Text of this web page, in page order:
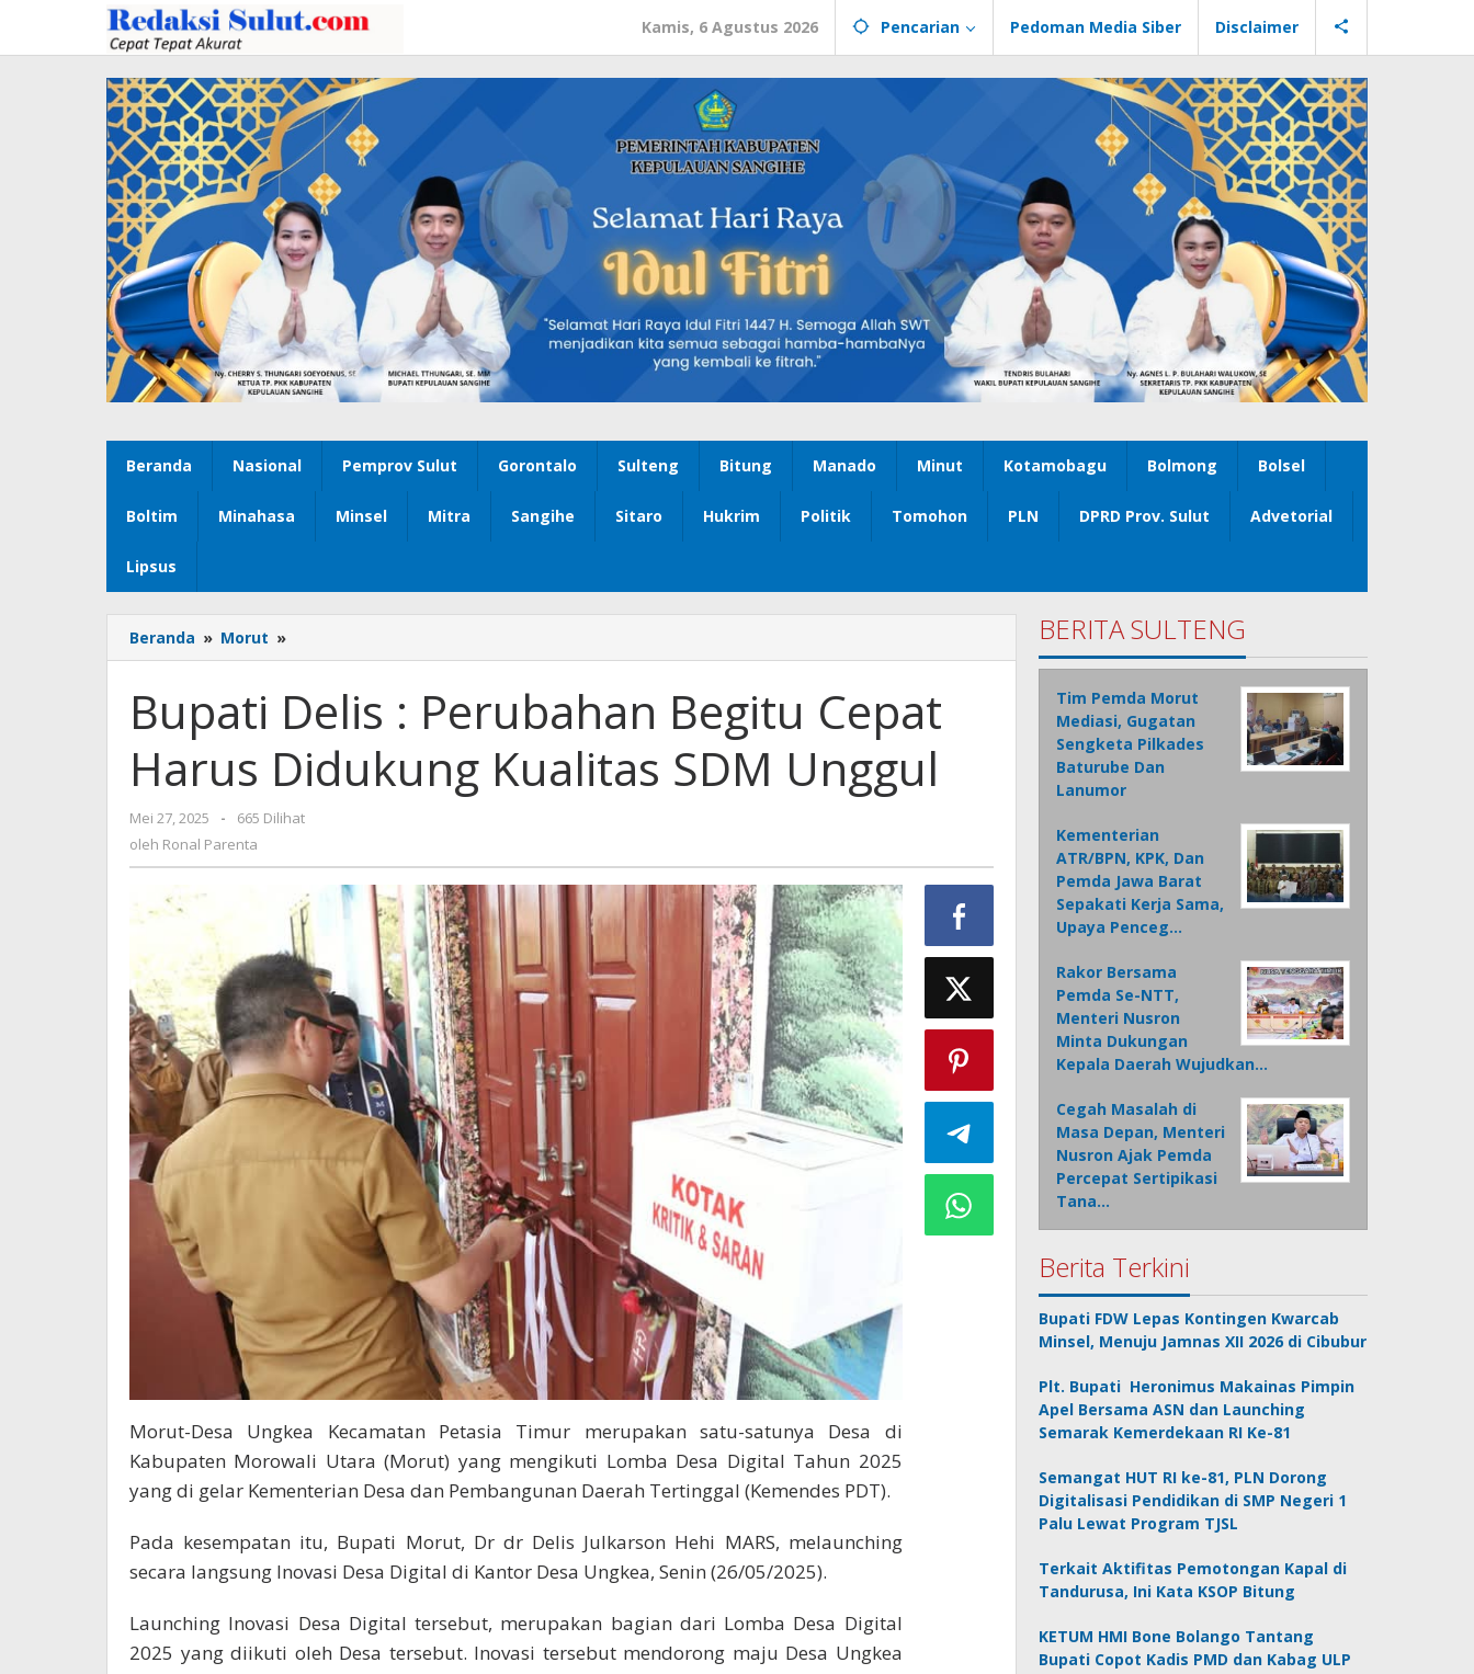
konten
Kamis, 6 Agustus 2026 Pencarian Pedoman Media Siber Disclaimer
Beranda Nasional Pemprov Sulut Gorontalo Sulteng Bitung Manado Minut Kotamobagu Bolmong Bolsel
Boltim Minahasa Minsel Mitra Sangihe Sitaro Hukrim Politik Tomohon PLN DPRD Prov. Sulut Advetorial
Lipsus
Beranda » Morut »
Delis
Perubahan
Begitu
Cepat
Harus
Kualitas
Unggul
Bupati Delis : Perubahan Begitu Cepat
Harus Didukung Kualitas SDM Unggul
Mei 27, 2025
oleh
Ronal
-
665 Dilihat
oleh Ronal Parenta
Morut-Desa Ungkea Kecamatan Petasia Timur merupakan satu-satunya Desa di
Kabupaten Morowali Utara (Morut) yang mengikuti Lomba Desa Digital Tahun 2025
yang di gelar Kementerian Desa dan Pembangunan Daerah Tertinggal (Kemendes PDT).
Pada kesempatan itu, Bupati Morut, Dr dr Delis Julkarson Hehi MARS, melaunching
secara langsung Inovasi Desa Digital di Kantor Desa Ungkea, Senin (26/05/2025).
Launching Inovasi Desa Digital tersebut, merupakan bagian dari Lomba Desa Digital
2025 yang diikuti oleh Desa tersebut. Inovasi tersebut mendorong maju Desa Ungkea
BERITA SULTENG
Tim Pemda Morut
Mediasi, Gugatan
Sengketa Pilkades
Baturube Dan
Lanumor
Kementerian
ATR/BPN, KPK, Dan
Pemda Jawa Barat
Sepakati Kerja Sama,
Upaya Penceg…
Rakor Bersama
Pemda Se-NTT,
Menteri Nusron
Minta Dukungan
Kepala Daerah Wujudkan…
Cegah Masalah di
Masa Depan, Menteri
Nusron Ajak Pemda
Percepat Sertipikasi
Tana…
Berita Terkini
Bupati FDW Lepas Kontingen Kwarcab
Minsel, Menuju Jamnas XII 2026 di Cibubur
Plt. Bupati Heronimus Makainas Pimpin
Apel Bersama ASN dan Launching
Semarak Kemerdekaan RI Ke-81
Semangat HUT RI ke-81, PLN Dorong
Digitalisasi Pendidikan di SMP Negeri 1
Palu Lewat Program TJSL
Terkait Aktifitas Pemotongan Kapal di
Tandurusa, Ini Kata KSOP Bitung
KETUM HMI Bone Bolango Tantang
Bupati Copot Kadis PMD dan Kabag ULP